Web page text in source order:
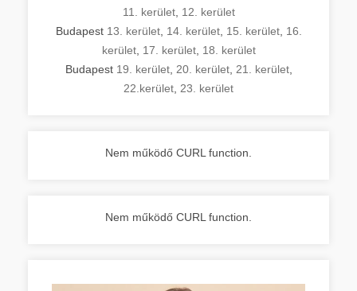
11. kerület, 12. kerület
Budapest 13. kerület, 14. kerület, 15. kerület, 16.
kerület, 17. kerület, 18. kerület
Budapest 19. kerület, 20. kerület, 21. kerület,
22.kerület 23. kerület
Nem működő CURL function.
Nem működő CURL function.